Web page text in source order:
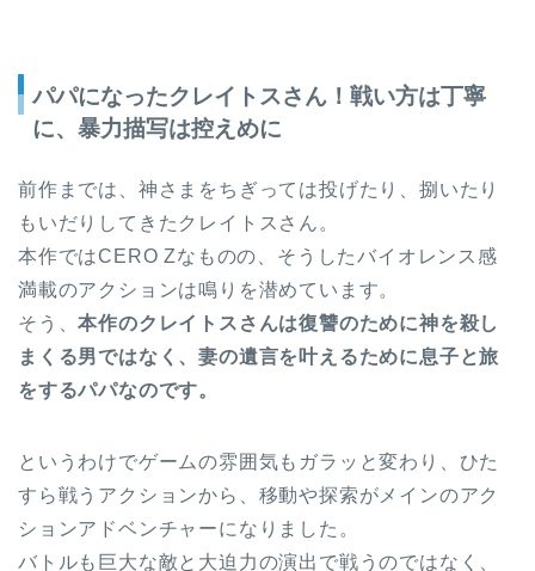
パパになったクレイトスさん！戦い方は丁寧
に、暴力描写は控えめに
前作までは、神さまをちぎっては投げたり、捌いたり
もいだりしてきたクレイトスさん。
本作ではCERO Zなものの、そうしたバイオレンス感
満載のアクションは鳴りを潜めています。
そう、本作のクレイトスさんは復讐のために神を殺し
まくる男ではなく、妻の遺言を叶えるために息子と旅
をするパパなのです。
というわけでゲームの雰囲気もガラッと変わり、ひた
すら戦うアクションから、移動や探索がメインのアク
ションアドベンチャーになりました。
バトルも巨大な敵と大迫力の演出で戦うのではなく、